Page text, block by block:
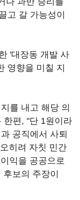
고 갈 가능성이
'대장동 개발 사
영향을 미칠 지
를 내고 해당 의
한편, "단 1원이라
공직에서 사퇴
히려 자칫 민간
익을 공공으로
보의 주장이